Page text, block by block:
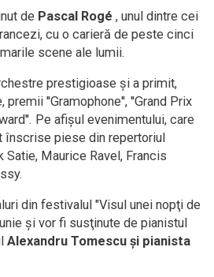
de Pascal Rogé , unul dintre cei
cu o carieră de peste cinci
scene ale lumii.
prestigioase și a primit,
''Gramophone'', ''Grand Prix
Pe afişul evenimentului, care
înscrise piese din repertoriul
Maurice Ravel, Francis
din festivalul "Visul unei nopţi de
şi vor fi susţinute de pianistul
Alexandru Tomescu şi pianista